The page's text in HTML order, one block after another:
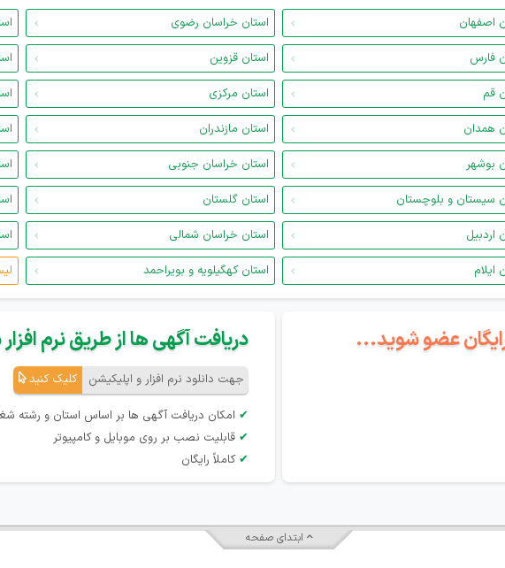
اصفهان استان خراسان رضوی
فارس استان قزوین
قم استان مرکزی
همدان استان مازندران
بوشهر استان خراسان جنوبی
سیستان و بلوچستان استان گلستان
اردبیل استان خراسان شمالی
ایلام استان کهگیلویه و بویراحمد
رایگان عضو شوید... دریافت آگهی ها از طریق نرم
جهت دانلود نرم افزار و اپلیکیشن کلیک کنید
✔ امکان دریافت آگهی ها بر اساس استان و رشته
✔ قابلیت نصب بر روی موبایل و کامپیوتر
✔ کاملاً رایگان
ابتدای صفحه